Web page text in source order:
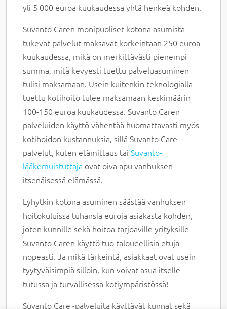
yli 5 000 euroa kuukaudessa yhtä henkeä kohden.
Suvanto Caren monipuoliset kotona asumista
tukevat palvelut maksavat korkeintaan 250 euroa
kuukaudessa, mikä on merkittävästi pienempi
summa, mitä kevyesti tuettu palveluasuminen
tulisi maksamaan. Usein kuitenkin teknologialla
tuettu kotihoito tulee maksamaan keskimäärin
100-150 euroa kuukaudessa. Suvanto Caren
palveluiden käyttö vähentää huomattavasti myös
kotihoidon kustannuksia, sillä Suvanto Care -
palvelut, kuten etämittaus taiSuvanto-
lääkemuistuttaja ovat oiva apu vanhuksen
itsenäisessä elämässä.
Lyhytkin kotona asuminen säästää vanhuksen
hoitokuluissa tuhansia euroja asiakasta kohden,
joten kunnille sekä hoitoa tarjoaville yrityksille
Suvanto Caren käyttö tuo taloudellisia etuja
nopeasti. Ja mikä tärkeintä, asiakkaat ovat usein
tyytyväisimpiä silloin, kun voivat asua itselle
tutussa ja turvallisessa kotiympäristössä!
Suvanto Care -palveluita käyttävät kunnat sekä